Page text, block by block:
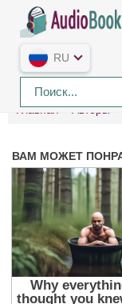
RU
Главная Авторы